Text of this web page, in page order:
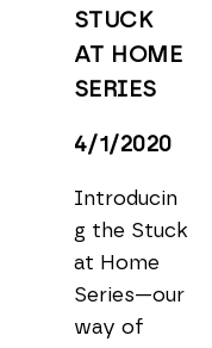
STUCK
AT HOME
SERIES
4/1/2020
Introducin
g the Stuck
at Home
Series—our
way of